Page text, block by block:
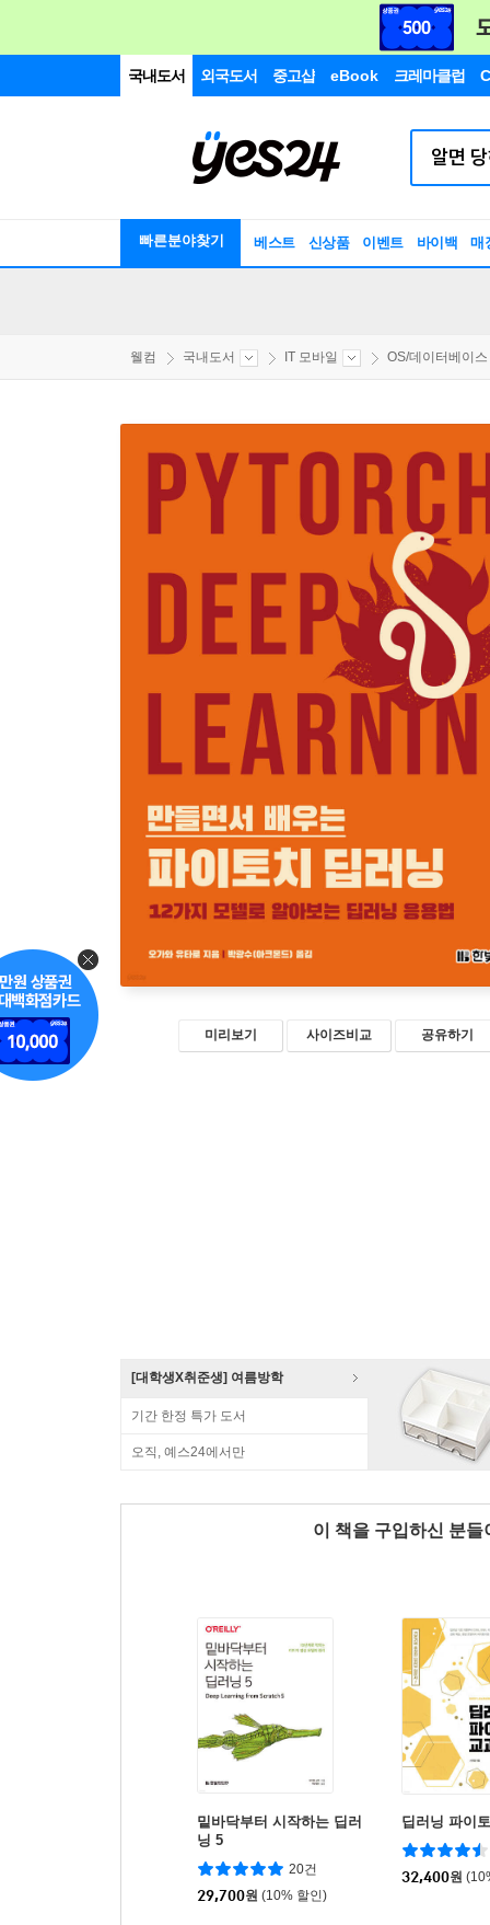
국내도서 외국도서 중고샵 eBook 크레마클럽
빠른분야찾기 베스트 신상품 이벤트 바이백 매
웰컴 국내도서 IT 모바일 OS/데이터베이스
미리보기 사이즈비교 공유하기
[대학생X취준생] 여름방학
기간 한정 특가 도서
오직, 예스24에서만
이 책을 구입하신 분
밑바닥부터 시작하는 딥러
닝 5
20건
29,700원 (10% 할인)
딥러닝 파이
32,400원